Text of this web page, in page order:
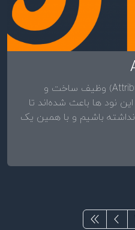
اتریبیوت ادجاست (Attribute Adjust) وظیف ساخت و
نود ها باعث شده‌اند تا
نداشته باشیم و با همین یک
Next page
Last page